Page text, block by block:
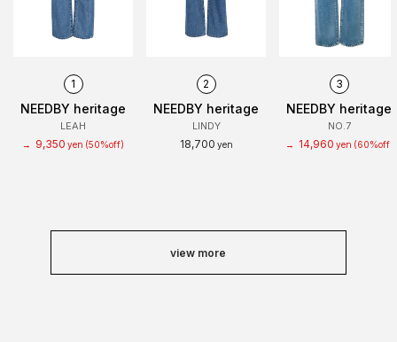
1
NEEDBY heritage
LEAH
→ 9,350 yen (50%off)
2
NEEDBY heritage
LINDY
18,700 yen
3
NEEDBY heritage
NO.7
→ 14,960 yen (60%off)
view more